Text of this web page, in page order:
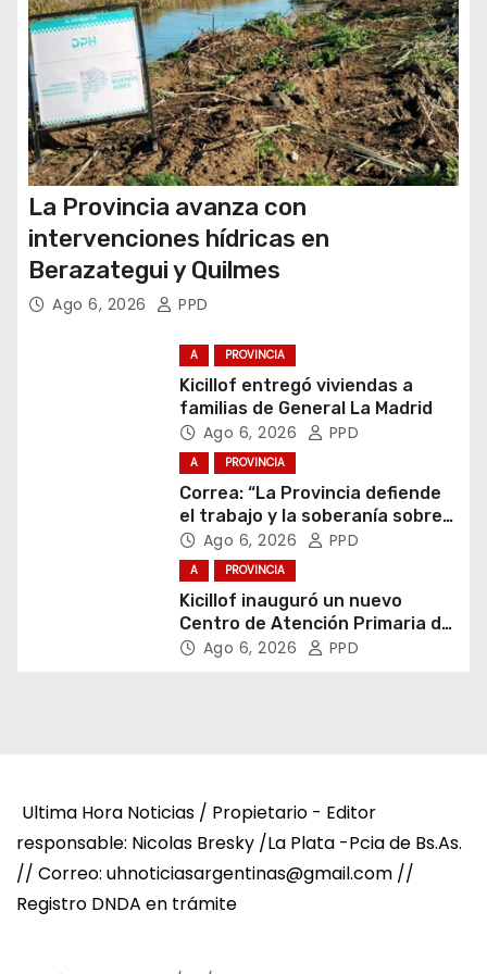
d
a
s
La Provincia avanza con
intervenciones hídricas en
Berazategui y Quilmes
Ago 6, 2026 PPD
A PROVINCIA
Kicillof entregó viviendas a
familias de General La Madrid
Ago 6, 2026 PPD
A PROVINCIA
Correa: “La Provincia defiende
el trabajo y la soberanía sobre
puertos y ríos”
Ago 6, 2026 PPD
A PROVINCIA
Kicillof inauguró un nuevo
Centro de Atención Primaria de
la Salud
Ago 6, 2026 PPD
Ultima Hora Noticias / Propietario - Editor
responsable: Nicolas Bresky /La Plata -Pcia de Bs.As.
// Correo: uhnoticiasargentinas@gmail.com //
Registro DNDA en trámite